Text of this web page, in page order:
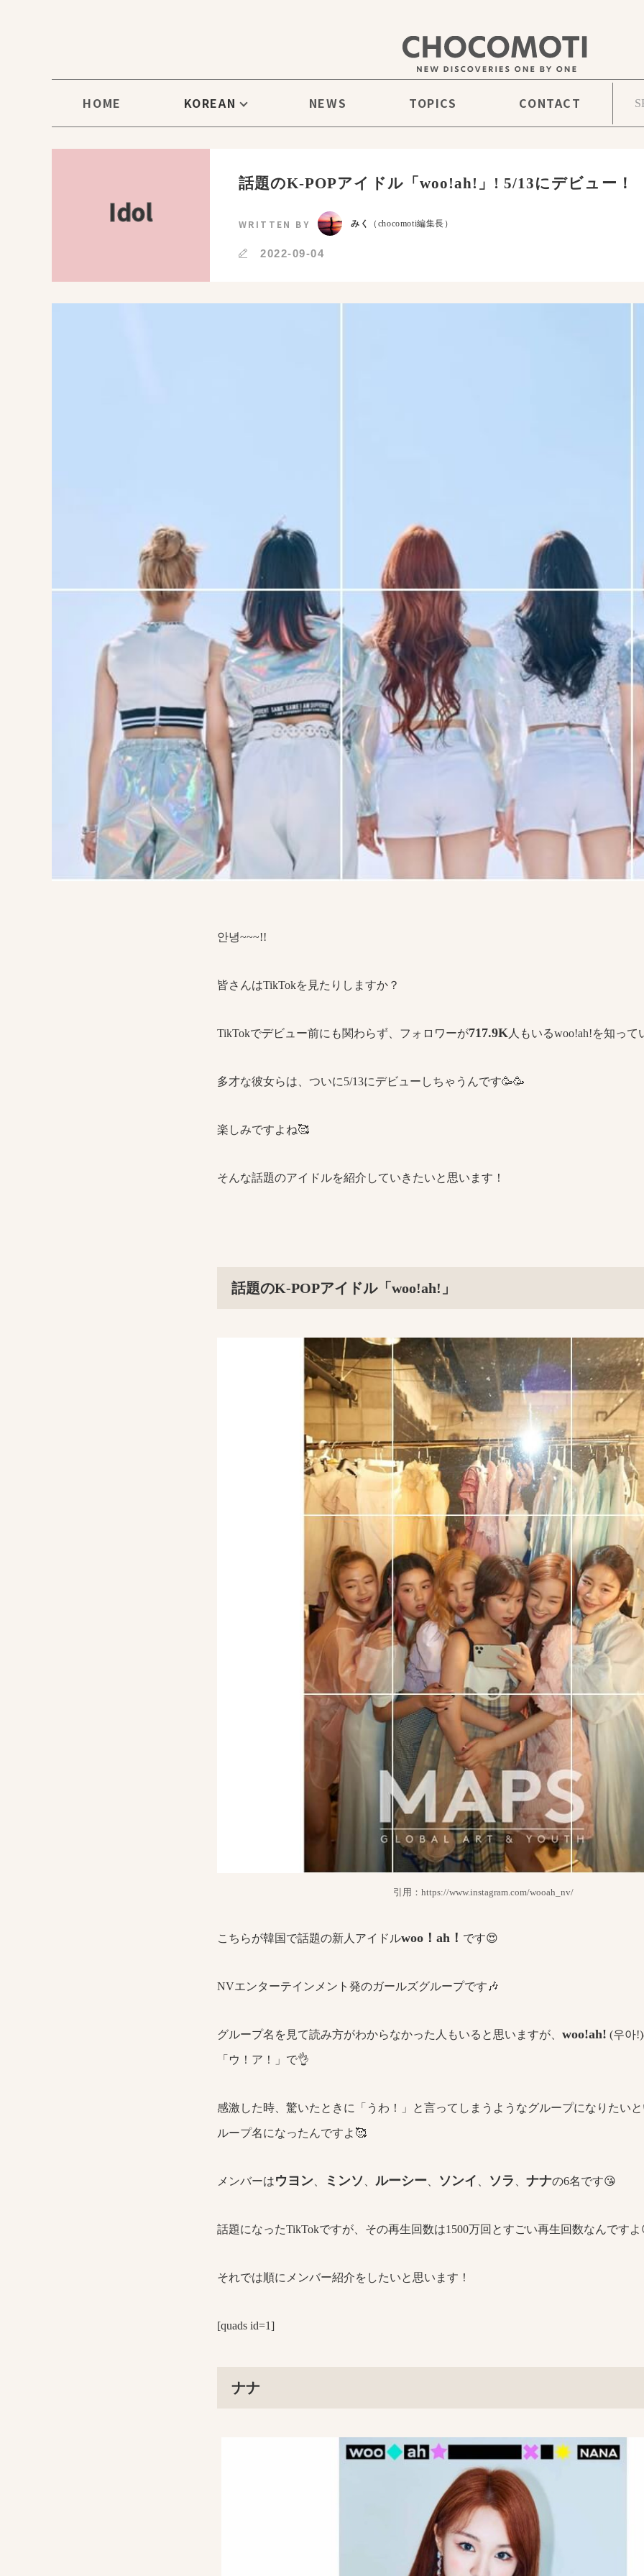
HOME KOREAN NEWS TOPICS CONTACT
Idol
話題のK-POPアイドル「woo!ah!」! 5/13にデビュー！
WRITTEN BY みく （chocomoti編集長）
2022-09-04
안녕~~~!!
皆さんはTikTokを見たりしますか？
TikTokでデビュー前にも関わらず、フォロワーが717.9K 人もいるwoo!ah!を知って
多才な彼女らは、ついに5/13にデビューしちゃうんです🥳🥳
楽しみですよね🥰
そんな話題のアイドルを紹介していきたいと思います！
話題のK-POPアイドル「woo!ah!」
引用：https://www.instagram.com/wooah_nv/
こちらが韓国で話題の新人アイドルwoo！ah！ です😍
NVエンターテインメント発のガールズグループです🎶
グループ名を見て読み方がわからなかった人もいると思いますが、 woo!ah! (우아
「ウ！ア！」で👌
感激した時、驚いたときに「うわ！」と言ってしまうようなグループになりたい
ループ名になったんですよ🥰
メンバーはウヨン ミンソ ルーシー ソンイ ソラ ナナの6名です😘
話題になったTikTokですが、その再生回数は1500万回とすごい再生回数なんですよ
それでは順にメンバー紹介をしたいと思います！
[quads id=1]
ナナ